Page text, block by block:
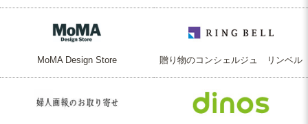
MoMA Design Store 贈り物のコンシェルジュ リンベル